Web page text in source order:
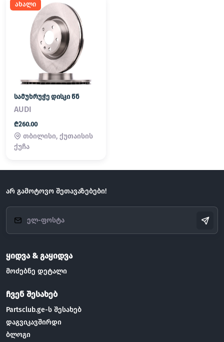
ახალი
სამუხრუჭე დისკი წნ
AUDI
₾260.00
თბილისი, ქუთაისის
ქუჩა
არ გამოტოვო შეთავაზებები!
ყიდვა & გაყიდვა
მოძებნე დეტალი
ჩვენ შესახებ
Partsclub.ge-ს შესახებ
დაგვიკავშირდი
ბლოგი